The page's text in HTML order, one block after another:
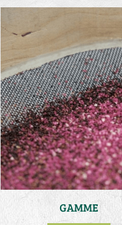
GAMME